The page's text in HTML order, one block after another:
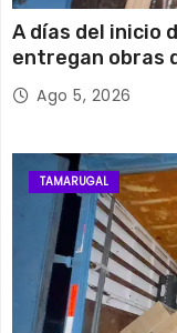
A días del inicio
entregan obras
su histórico
Ago 5, 2026
TAMARUGAL